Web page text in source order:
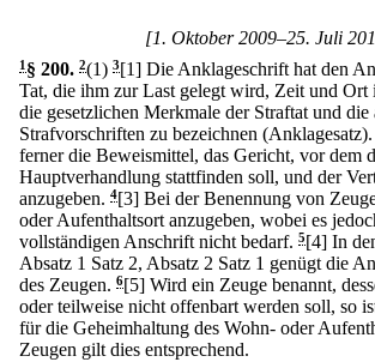
[1. Oktober 2009–25. Juli
1§ 200. 2(1) 3[1] Die Anklageschrift hat den
Tat, die ihm zur Last gelegt wird, Zeit und Ort
die gesetzlichen Merkmale der Straftat und die
Strafvorschriften zu bezeichnen (Anklagesatz).
ferner die Beweismittel, das Gericht, vor dem
Hauptverhandlung stattfinden soll, und der
anzugeben. 4[3] Bei der Benennung von
oder Aufenthaltsort anzugeben, wobei es
vollständigen Anschrift nicht bedarf. 5[4] In
Absatz 1 Satz 2, Absatz 2 Satz 1 genügt die
des Zeugen. 6[5] Wird ein Zeuge benannt,
oder teilweise nicht offenbart werden soll, so
für die Geheimhaltung des Wohn- oder
Zeugen gilt dies entsprechend.